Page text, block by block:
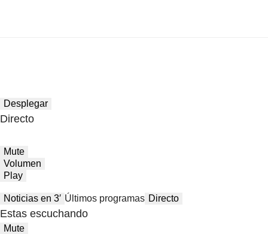
Desplegar
Directo
Mute
Volumen
Play
Noticias en 3′ Últimos programas Directo
Estas escuchando
Mute